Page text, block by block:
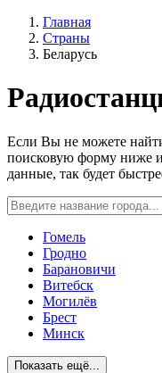
Главная
Страны
Беларусь
Если Вы не можете
поисковую форму ниже
данные, так будет
Гомель
Гродно
Барановичи
Витебск
Могилёв
Брест
Минск
Показать ещё...